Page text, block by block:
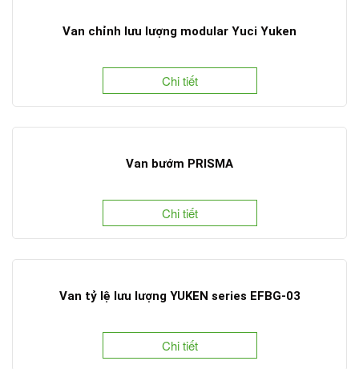
Van chỉnh lưu lượng modular Yuci Yuken
Chi tiết
Van bướm PRISMA
Chi tiết
Van tỷ lệ lưu lượng YUKEN series EFBG-03
Chi tiết